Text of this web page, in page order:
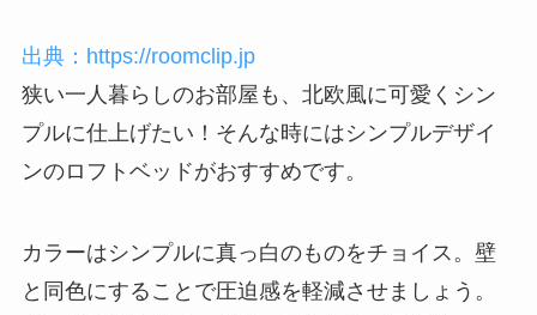
出典：https://roomclip.jp
狭い一人暮らしのお部屋も、北欧風に可愛くシン
プルに仕上げたい！そんな時にはシンプルデザイ
ンのロフトベッドがおすすめです。
カラーはシンプルに真っ白のものをチョイス。壁
と同色にすることで圧迫感を軽減させましょう。